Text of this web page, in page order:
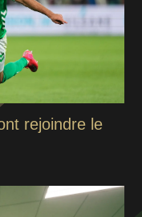
rejoindre le